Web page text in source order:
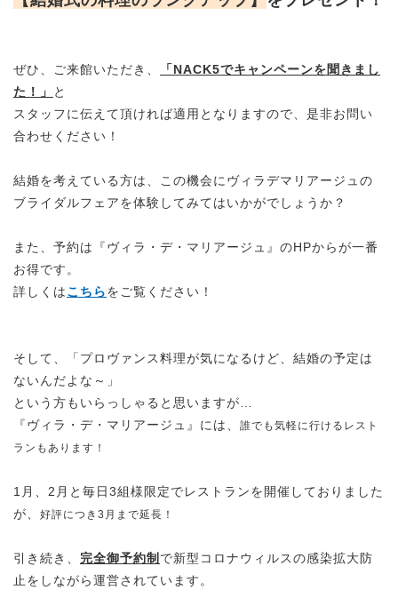
ぜひ、ご来館いただき、
「NACK5でキャンペーンを聞きまし
た！」
と
スタッフに伝えて頂ければ適用となりますので、是非お問い
合わせください！
結婚を考えている方は、この機会にヴィラデマリアージュの
ブライダルフェアを体験してみてはいかがでしょうか？
また、予約は『ヴィラ・デ・マリアージュ』のHPからが一番
お得です。
詳しくはこちらをご覧ください！
そして、「プロヴァンス料理が気になるけど、結婚の予定は
ないんだよな～」
という方もいらっしゃると思いますが…
『ヴィラ・デ・マリアージュ』には、 誰でも気軽に行けるレスト
ランもあります！
1月、2月と毎日3組様限定でレストランを開催しておりました
が、 好評につき3月まで延長！
引き続き、 完全御予約制で新型コロナウィルスの感染拡大防
止をしながら運営されています。